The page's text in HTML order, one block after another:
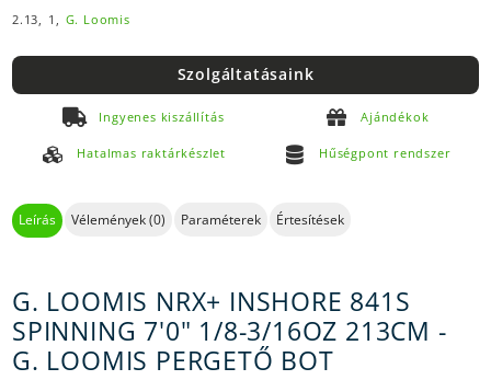
2.13, 1, G. Loomis
Szolgáltatásaink
Ingyenes kiszállítás Ajándékok
Hatalmas raktárkészlet Hűségpont rendszer
Leírás Vélemények (0) Paraméterek Értesítések
G. LOOMIS NRX+ INSHORE 841S
SPINNING 7'0" 1/8-3/16OZ 213CM -
G. LOOMIS PERGETŐ BOT